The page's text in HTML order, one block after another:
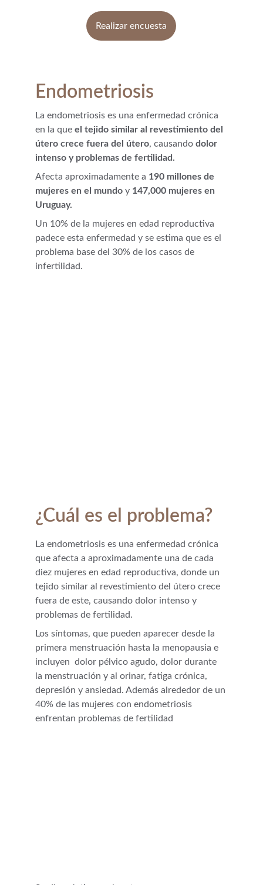
Realizar encuesta
Endometriosis
La endometriosis es una enfermedad crónica
en la que el tejido similar al revestimiento del
útero crece fuera del útero, causando dolor
intenso y problemas de fertilidad.
Afecta aproximadamente a 190 millones de
mujeres en el mundo y 147,000 mujeres en
Uruguay.
Un 10% de la mujeres en edad reproductiva
padece esta enfermedad y se estima que es el
problema base del 30% de los casos de
infertilidad.
¿Cuál es el problema?
La endometriosis es una enfermedad crónica
que afecta a aproximadamente una de cada
diez mujeres en edad reproductiva, donde un
tejido similar al revestimiento del útero crece
fuera de este, causando dolor intenso y
problemas de fertilidad.
Los síntomas, que pueden aparecer desde la
primera menstruación hasta la menopausia e
incluyen  dolor pélvico agudo, dolor durante
la menstruación y al orinar, fatiga crónica,
depresión y ansiedad. Además alrededor de un
40% de las mujeres con endometriosis
enfrentan problemas de fertilidad